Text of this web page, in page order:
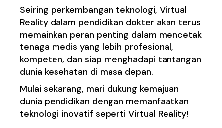
Seiring perkembangan teknologi, Virtual
Reality dalam pendidikan dokter akan terus
memainkan peran penting dalam mencetak
tenaga medis yang lebih profesional,
kompeten, dan siap menghadapi tantangan
dunia kesehatan di masa depan.
Mulai sekarang, mari dukung kemajuan
dunia pendidikan dengan memanfaatkan
teknologi inovatif seperti Virtual Reality!